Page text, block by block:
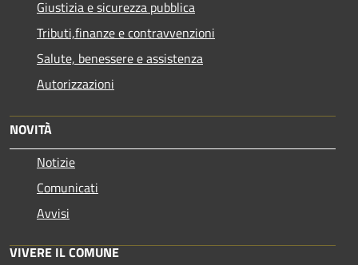
Giustizia e sicurezza pubblica
Tributi,finanze e contravvenzioni
Salute, benessere e assistenza
Autorizzazioni
NOVITÀ
Notizie
Comunicati
Avvisi
VIVERE IL COMUNE